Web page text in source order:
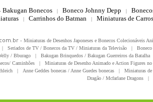
Bakugan Bonecos | Boneco Johnny Depp |
| Carrinhos do Batman | Miniaturas de
- Miniaturas de Desenhos Japoneses e Bonecos Colecionáveis
| Seriados de TV / Bonecos da TV / Miniaturas da Televisão |
/ Bburago
| Bakugan Brinquedos / Bakugan Guerreiros da Batalha
Caminhões
|
Miniaturas de Desenho Animado e Action Figures
| Anne Geddes bonecas / Anne Guedes bonecas |
Miniaturas
Dragão / Mcfarlane Dragons
|